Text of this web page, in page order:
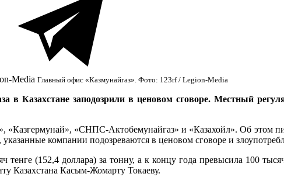
Главный офис «Казмунайгаз». Фото: 123rf / Legion-Media
в Казахстане заподозрили в ценовом сговоре. Местный
«Казгермунай», «СНПС-Актобемунайгаз» и «Казахойл». Об этом
указанные компании подозреваются в ценовом сговоре и
тенге (152,4 доллара) за тонну, а к концу года превысила 100
Казахстана Касым-Жомарту Токаеву.